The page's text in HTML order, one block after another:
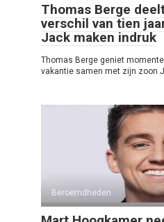
Thomas Berge
verschil van tien
Jack maken indruk
Thomas Berge geniet
vakantie samen met zijn zoon
Beroemdheden